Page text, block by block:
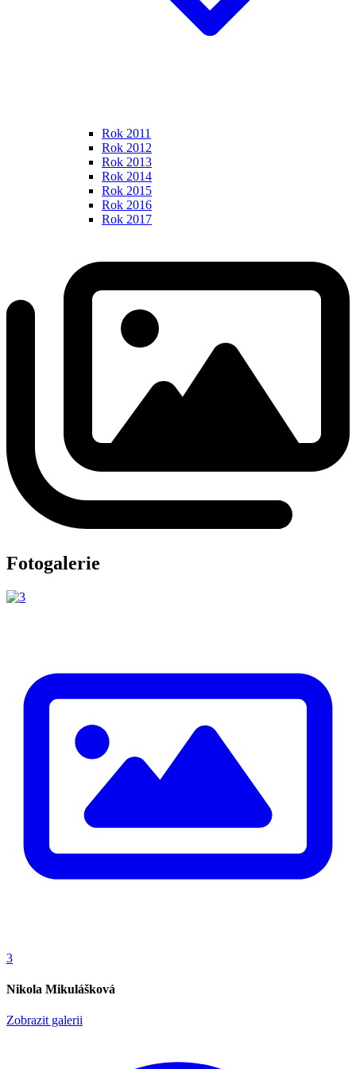
Rok 2011
Rok 2012
Rok 2013
Rok 2014
Rok 2015
Rok 2016
Rok 2017
Fotogalerie
3
Nikola Mikulášková
Zobrazit galerii